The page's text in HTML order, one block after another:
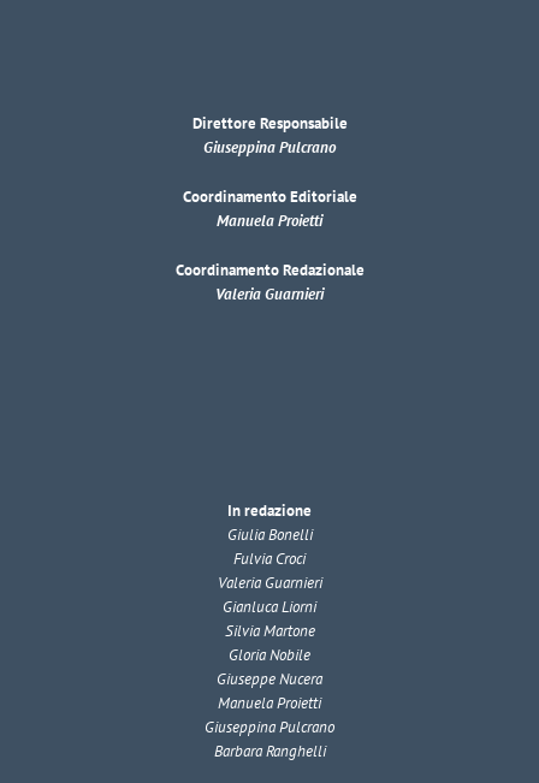
Direttore Responsabile
Giuseppina Pulcrano
Coordinamento Editoriale
Manuela Proietti
Coordinamento Redazionale
Valeria Guarnieri
In redazione
Giulia Bonelli
Fulvia Croci
Valeria Guarnieri
Gianluca Liorni
Silvia Martone
Gloria Nobile
Giuseppe Nucera
Manuela Proietti
Giuseppina Pulcrano
Barbara Ranghelli